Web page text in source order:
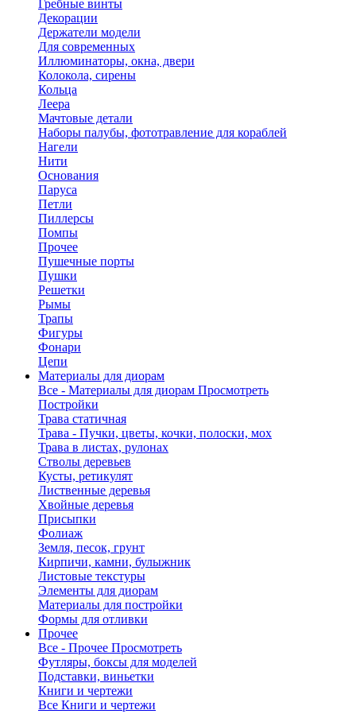
Гребные винты
Декорации
Держатели модели
Для современных
Иллюминаторы, окна, двери
Колокола, сирены
Кольца
Леера
Мачтовые детали
Наборы палубы, фототравление для кораблей
Нагели
Нити
Основания
Паруса
Петли
Пиллерсы
Помпы
Прочее
Пушечные порты
Пушки
Решетки
Рымы
Трапы
Фигуры
Фонари
Цепи
Материалы для диорам
Все - Материалы для диорам Просмотреть
Постройки
Трава статичная
Трава - Пучки, цветы, кочки, полоски, мох
Трава в листах, рулонах
Стволы деревьев
Кусты, ретикулят
Лиственные деревья
Хвойные деревья
Присыпки
Фолиаж
Земля, песок, грунт
Кирпичи, камни, булыжник
Листовые текстуры
Элементы для диорам
Материалы для постройки
Формы для отливки
Прочее
Все - Прочее Просмотреть
Футляры, боксы для моделей
Подставки, виньетки
Книги и чертежи
Все Книги и чертежи